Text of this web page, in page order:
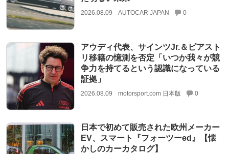
2026.08.09 AUTOCAR JAPAN 0
アウディ代表、サインツJr.＆ピアスト
リ移籍の憶測を否定「いつか我々が競
争力を持てるという認識になっている
証拠」
2026.08.09 motorsport.com 日本版 0
日本で初めて販売された欧州メーカー
EV、スマート『フォーツーed』【懐
かしのカーカタログ】